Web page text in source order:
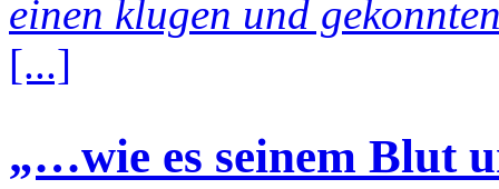
einen klugen und
[...]
„…wie es seinem Blut